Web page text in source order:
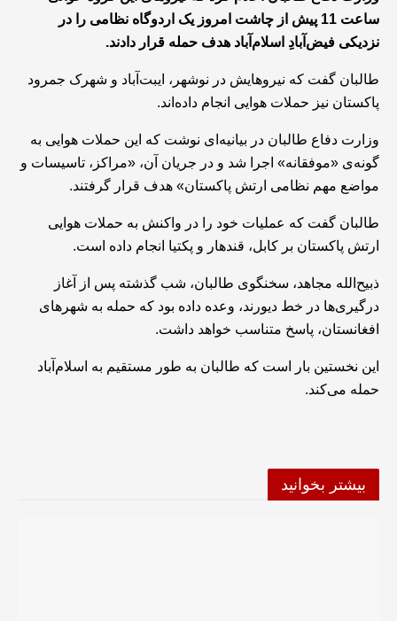
ساعت 11 پیش از چاشت امروز یک اردوگاه نظامی را در
نزدیکی‌ فیض‌آبادِ اسلام‌آباد هدف حمله قرار دادند.
طالبان گفت که نیروهایش در نوشهر، ایبت‌آباد و شهرک جمرود
پاکستان نیز حملات هوایی انجام داده‌اند.
وزارت دفاع طالبان در بیانیه‌ای نوشت که این حملات هوایی به
گونه‌ی «موفقانه» اجرا شد و در جریان آن، «مراکز، تاسیسات و
مواضع مهم نظامی ارتش پاکستان» هدف قرار گرفتند.
طالبان گفت که عملیات خود را در واکنش به حملات هوایی
ارتش پاکستان بر کابل، قندهار و پکتیا انجام داده است.
ذبیح‌الله مجاهد، سخنگوی طالبان، شب گذشته پس از آغاز
درگیری‌ها در خط دیورند، وعده داده بود که حمله به شهرهای
افغانستان، پاسخ متناسب خواهد داشت.
این نخستین بار است که طالبان به طور مستقیم به اسلام‌آباد
حمله می‌کند.
بیشتر بخوانید